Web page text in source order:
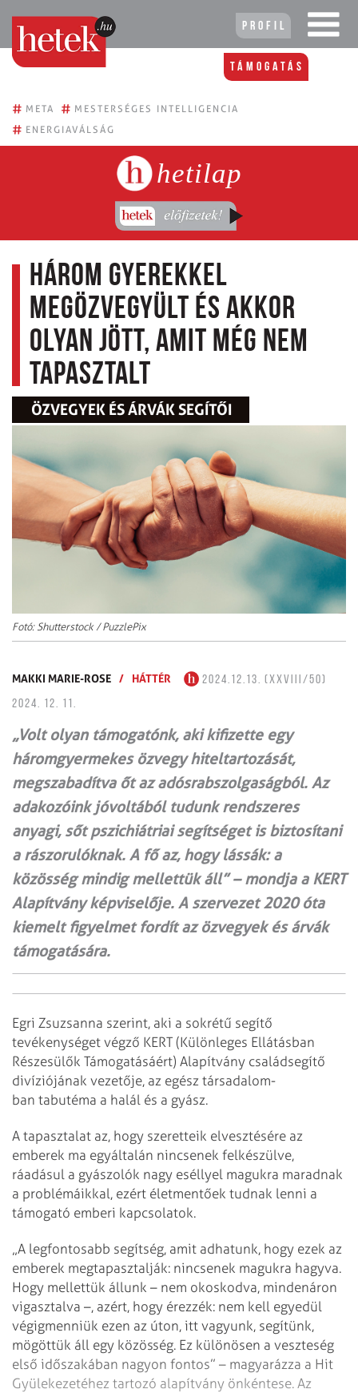
Profil
Támogatás
# META # MESTERSÉGES INTELLIGENCIA
# ENERGIAVÁLSÁG
hetilap
Három gyerekkel
megözvegyült és akkor
olyan jött, amit még nem
tapasztalt
ÖZVEGYEK ÉS ÁRVÁK SEGÍTŐI
Fotó: Shutterstock / PuzzlePix
MAKKI MARIE-ROSE / HÁTTÉR
2024.12.13. (XXVIII/50)
2024. 12. 11.
„Volt olyan támogatónk, aki kifizette egy
háromgyermekes özvegy hiteltartozását,
megszabadítva őt az adósrabszolgaságból. Az
adakozóink jóvoltából tudunk rendszeres
anyagi, sőt pszichiátriai segítséget is biztosítani
a rászorulóknak. A fő az, hogy lássák: a
közösség mindig mellettük áll” – mondja a KERT
Alapítvány képviselője. A szervezet 2020 óta
kiemelt figyelmet fordít az özvegyek és árvák
támogatására.
Egri Zsuzsanna szerint, aki a sokrétű segítő
tevékenységet végző KERT (Különleges Ellátásban
Részesülők Támogatásáért) Alapítvány családsegítő
divíziójának vezetője, az egész társadalom­
ban tabutéma a halál és a gyász.
A tapasztalat az, hogy szeretteik elvesztésére az
emberek ma egyáltalán nincsenek felkészülve,
ráadásul a gyászolók nagy eséllyel magukra maradnak
a problémáikkal, ezért életmentőek tudnak lenni a
támogató emberi kapcsolatok.
„A legfontosabb segítség, amit adhatunk, hogy ezek az
emberek megtapasztalják: nincsenek magukra hagyva.
Hogy mellettük állunk – nem okoskodva, mindenáron
vigasztalva –, azért, hogy érezzék: nem kell egyedül
végigmenniük ezen az úton, itt vagyunk, segítünk,
mögöttük áll egy közösség. Ez különösen a veszteség
első időszakában nagyon fontos” – magyarázza a Hit
Gyülekezetéhez tartozó alapítvány önkéntese. Az